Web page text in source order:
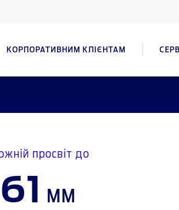
КОРПОРАТИВНИМ КЛІЄНТАМ
просвіт до
мм